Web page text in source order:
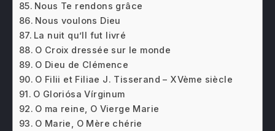
Nous Te rendons grâce
Nous voulons Dieu
La nuit qu’Il fut livré
O Croix dressée sur le monde
O Dieu de Clémence
O Filii et Filiae J. Tisserand – XVème siècle
O Gloriósa Vírginum
O ma reine, O Vierge Marie
O Marie, O Mère chérie